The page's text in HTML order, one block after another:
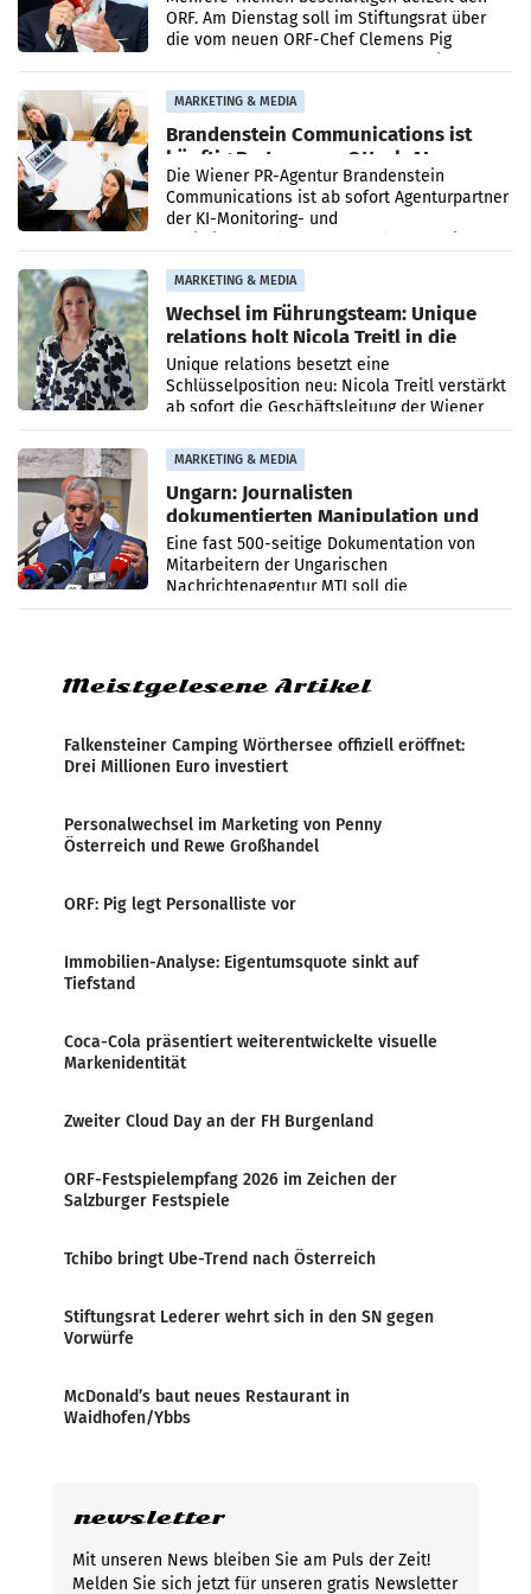
ORF. Am Dienstag soll im Stiftungsrat über
die vom neuen ORF-Chef Clemens Pig
MARKETING & MEDIA
Brandenstein Communications ist
künftig Partner von OtterlyAI
Die Wiener PR-Agentur Brandenstein
Communications ist ab sofort Agenturpartner
der KI-Monitoring- und
MARKETING & MEDIA
Wechsel im Führungsteam: Unique
relations holt Nicola Treitl in die
Geschäftsleitung
Unique relations besetzt eine
Schlüsselposition neu: Nicola Treitl verstärkt
ab sofort die Geschäftsleitung der Wiener
PR-Agentur an der Seite von Josef Kalina und
Anna Kalina-Mahr.
MARKETING & MEDIA
Ungarn: Journalisten
dokumentierten Manipulation und
Zensur
Eine fast 500-seitige Dokumentation von
Mitarbeitern der Ungarischen
Nachrichtenagentur MTI soll die
systematische Nachrichten-Manipulation und
Meistgelesene Artikel
Falkensteiner Camping Wörthersee offiziell eröffnet:
Drei Millionen Euro investiert
Personalwechsel im Marketing von Penny
Österreich und Rewe Großhandel
ORF: Pig legt Personalliste vor
Immobilien-Analyse: Eigentumsquote sinkt auf
Tiefstand
Coca-Cola präsentiert weiterentwickelte visuelle
Markenidentität
Zweiter Cloud Day an der FH Burgenland
ORF-Festspielempfang 2026 im Zeichen der
Salzburger Festspiele
Tchibo bringt Ube-Trend nach Österreich
Stiftungsrat Lederer wehrt sich in den SN gegen
Vorwürfe
McDonald’s baut neues Restaurant in
Waidhofen/Ybbs
newsletter
Mit unseren News bleiben Sie am Puls der Zeit!
Melden Sie sich jetzt für unseren gratis Newsletter